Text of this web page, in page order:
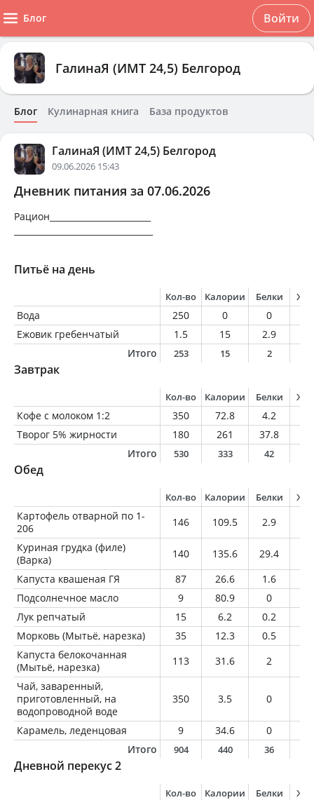
Блог Войти
ГалинаЯ (ИМТ 24,5) Белгород
Блог Кулинарная книга База продуктов
ГалинаЯ (ИМТ 24,5) Белгород
09.06.2026 15:43
Дневник питания за 07.06.2026
Рацион________________________
Питьё на день
Кол-во Калории Белки
Вода 250 0 0
Ежовик гребенчатый
1.5 15 2.9
Итого
253 15 2
Завтрак
Кол-во Калории Белки
Кофе с молоком 1:2 350 72.8 4.2
Творог 5% жирности
180 261 37.8
Итого
530 333 42
Обед
Кол-во Калории Белки
Картофель отварной по 1-
206
146 109.5 2.9
Куриная грудка (филе)
(Варка)
140 135.6 29.4
Капуста квашеная ГЯ
87 26.6 1.6
Подсолнечное масло
9 80.9 0
Лук репчатый
15 6.2 0.2
Морковь (Мытьё, нарезка)
35 12.3 0.5
Капуста белокочанная
(Мытьё, нарезка)
113 31.6 2
Чай, заваренный,
приготовленный, на
водопроводной воде
350 3.5 0
Карамель, леденцовая 9 34.6 0
Итого
904 440 36
Дневной перекус 2
Кол-во Калории Белки